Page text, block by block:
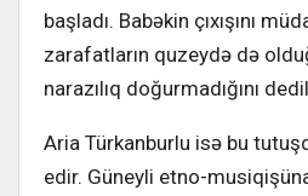
başladı. Babəkin çıxışını
zarafatların quzeydə də
narazılıq doğurmadığını
Aria Türkanburlu isə bu
edir. Güneyli etno-